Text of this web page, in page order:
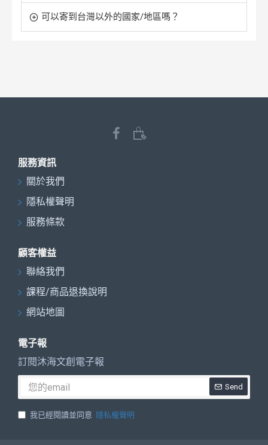
可以寄到台灣以外的國家/地區嗎？
服務資訊
關於我們
隱私權聲明
服務條款
顧客權益
聯絡我們
課程/商品退換說明
網站地圖
電子報
訂閱沐海文創電子報
Send
我已經閱讀並同意 隱私權聲明